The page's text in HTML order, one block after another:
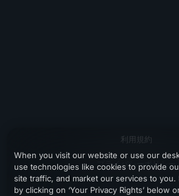
利用規約
プライバシーポリシー
サポート
When you visit our website or use our
use technologies like cookies to provide
site traffic, and market our services to
by clicking on ‘Your Privacy Rights’ below